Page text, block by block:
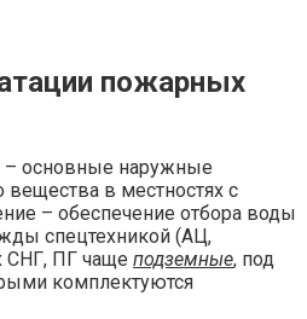
пожарных
– основные наружные
вещества в местностях с
– обеспечение отбора воды
спецтехникой (АЦ,
СНГ, ПГ чаще подземные, под
комплектуются